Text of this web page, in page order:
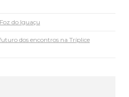
do Iguaçu
dos encontros na Tríplice